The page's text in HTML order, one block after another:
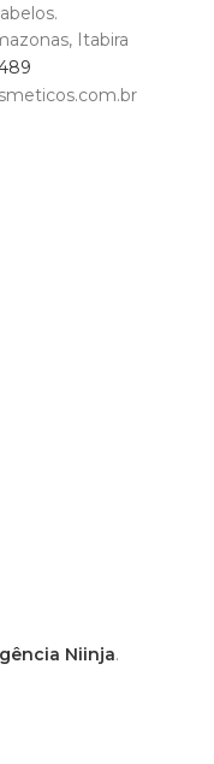
Itabira
Niinja.